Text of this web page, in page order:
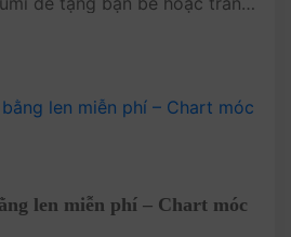
len miễn phí – Chart móc